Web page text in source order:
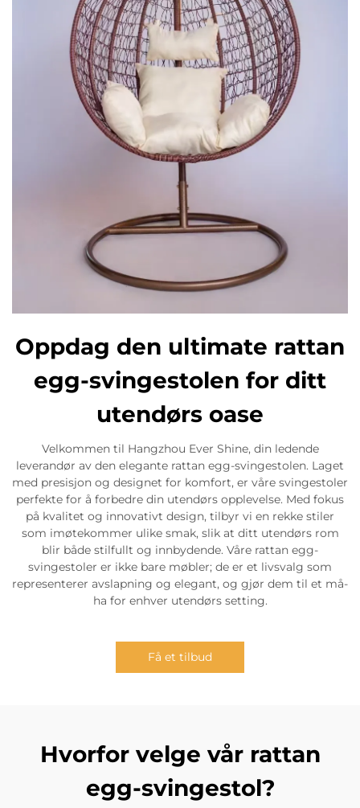
Oppdag den ultimate rattan
egg-svingestolen for ditt
utendørs oase
Velkommen til Hangzhou Ever Shine, din ledende
leverandør av den elegante rattan egg-svingestolen. Laget
med presisjon og designet for komfort, er våre svingestoler
perfekte for å forbedre din utendørs opplevelse. Med fokus
på kvalitet og innovativt design, tilbyr vi en rekke stiler
som imøtekommer ulike smak, slik at ditt utendørs rom
blir både stilfullt og innbydende. Våre rattan egg-
svingestoler er ikke bare møbler; de er et livsvalg som
representerer avslapning og elegant, og gjør dem til et må-
ha for enhver utendørs setting.
Få et tilbud
Hvorfor velge vår rattan
egg-svingestol?